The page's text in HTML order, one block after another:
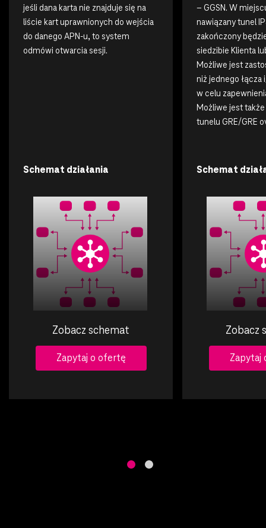
jeśli dana karta nie znajduje się na
liście kart uprawnionych do wejścia
do danego APN-u, to system
odmówi otwarcia sesji.
Schemat działania
Zobacz schemat
Zapytaj o ofertę
– GGSN. W
nawiązany tunel
zakończony
siedzibie Klienta
Możliwe jest
niż jednego
w celu
Możliwe jest
tunelu GRE/GRE
Schemat
Zobacz
Zapytaj